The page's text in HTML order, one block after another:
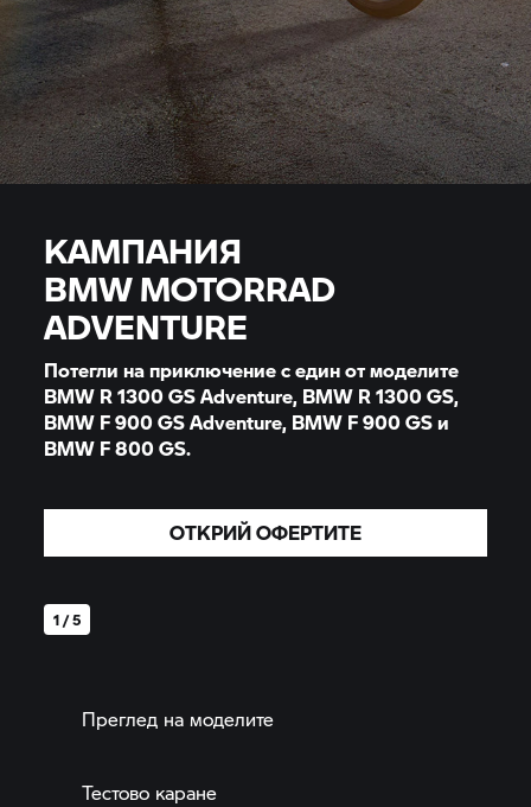
1 / 5
КАМПАНИЯ
BMW MOTORRAD
ADVENTURE
Потегли на приключение с един от моделите
BMW R 1300 GS Adventure, BMW R 1300 GS,
BMW F 900 GS Adventure, BMW F 900 GS и
BMW F 800 GS.
ОТКРИЙ ОФЕРТИТЕ
Преглед на моделите
Тестово каране